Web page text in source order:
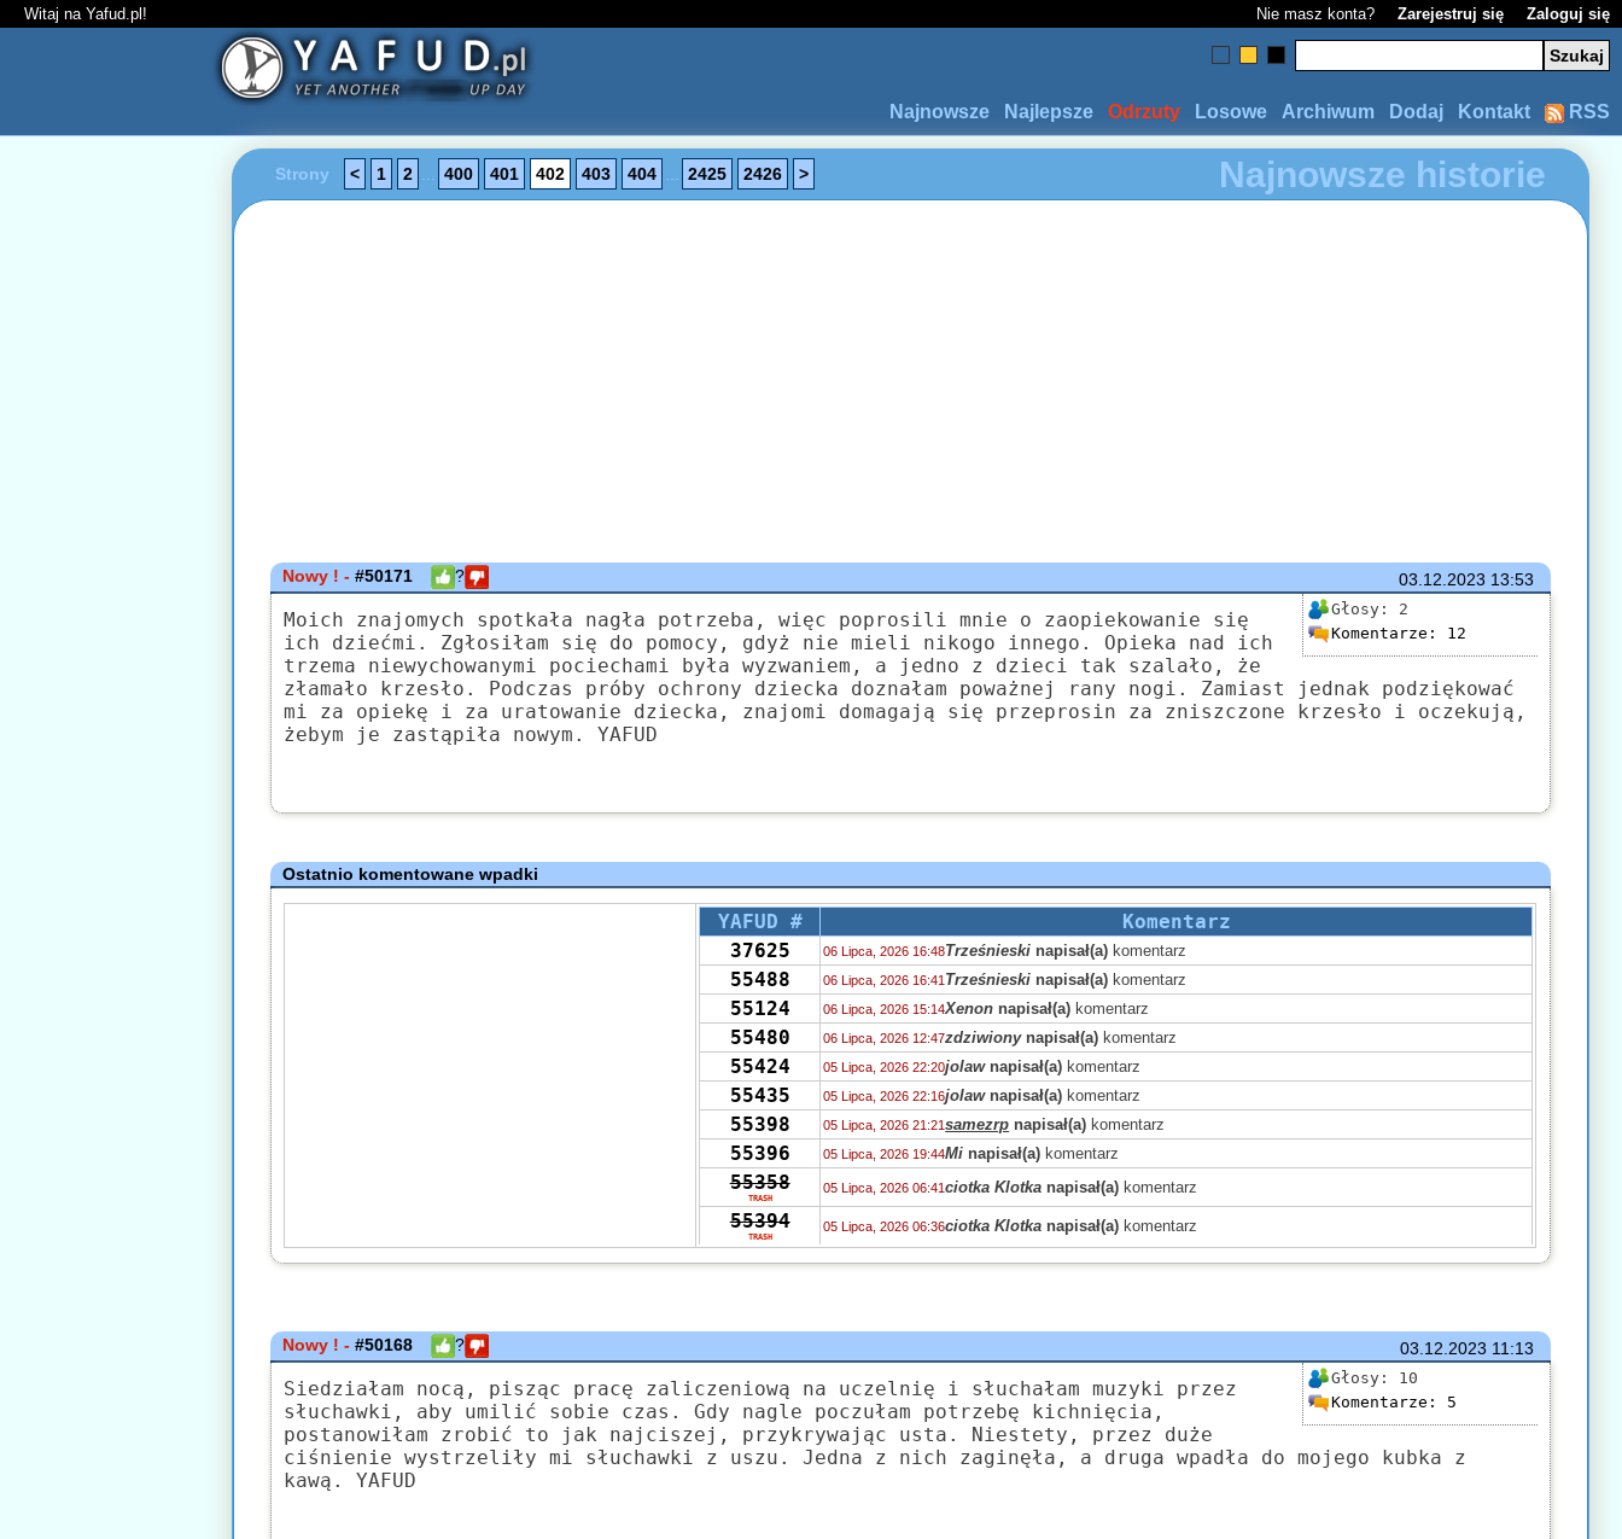
Witaj na Yafud.pl! Nie masz konta? Zarejestruj się Zaloguj się
RSS
Kontakt
Dodaj
Archiwum
Losowe
Odrzuty
Najlepsze
Najnowsze
Najnowsze historie
Strony < 1 2 400 401 402 403 404 2425 2426 >
03.12.2023 13:53
Nowy ! -#50171 ?
Głosy: 2
Komentarze: 12
Moich znajomych spotkała nagła potrzeba, więc poprosili mnie o zaopiekowanie się
ich dziećmi. Zgłosiłam się do pomocy, gdyż nie mieli nikogo innego. Opieka nad ich
trzema niewychowanymi pociechami była wyzwaniem, a jedno z dzieci tak szalało, że
złamało krzesło. Podczas próby ochrony dziecka doznałam poważnej rany nogi. Zamiast jednak podziękować
mi za opiekę i za uratowanie dziecka, znajomi domagają się przeprosin za zniszczone krzesło i oczekują,
żebym je zastąpiła nowym. YAFUD
Ostatnio komentowane wpadki
YAFUD #
Komentarz
37625
06 Lipca, 2026 16:48Trześnieski napisał(a) komentarz
55488 06 Lipca, 2026 16:41 Trześnieski napisał(a) komentarz
55124 06 Lipca, 2026 15:14Xenon napisał(a) komentarz
55480 06 Lipca, 2026 12:47zdziwionynapisał(a) komentarz
55424 05 Lipca, 2026 22:20jolawnapisał(a) komentarz
55435 05 Lipca, 2026 22:16jolawnapisał(a) komentarz
55398 05 Lipca, 2026 21:21samezrp napisał(a) komentarz
55396 05 Lipca, 2026 19:44Mi napisał(a) komentarz
55358
TRASH
05 Lipca, 2026 06:41ciotka Klotka napisał(a) komentarz
55394
TRASH
05 Lipca, 2026 06:36ciotka Klotka napisał(a) komentarz
55319 04 Lipca, 2026 15:04Pepponenapisał(a)komentarz
55322
55319 02 Lipca, 2026 13:57 Grejon napisał(a)komentarz
55347 02 Lipca, 2026 11:46Bzhevxhnapisał(a) komentarz
55319 02 Lipca, 2026 10:42Alicenapisał(a)komentarz
03.12.2023 11:13
Nowy ! -#50168 ?
Głosy: 10
Komentarze: 5
Siedziałam nocą, pisząc pracę zaliczeniową na uczelnię i słuchałam muzyki przez
słuchawki, aby umilić sobie czas. Gdy nagle poczułam potrzebę kichnięcia,
postanowiłam zrobić to jak najciszej, przykrywając usta. Niestety, przez duże
ciśnienie wystrzeliły mi słuchawki z uszu. Jedna z nich zaginęła, a druga wpadła do mojego kubka z
kawą. YAFUD